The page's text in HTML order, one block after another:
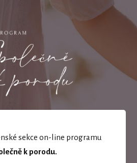
sekce on-line programu
k porodu.